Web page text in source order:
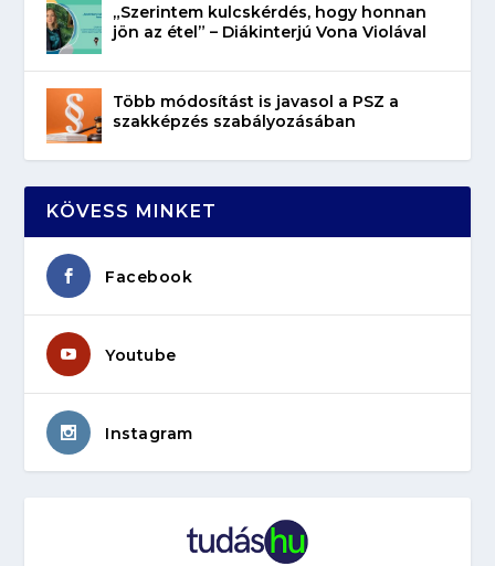
„Szerintem kulcskérdés, hogy honnan
jön az étel” – Diákinterjú Vona Violával
Több módosítást is javasol a PSZ a
szakképzés szabályozásában
KÖVESS MINKET
Facebook
Youtube
Instagram